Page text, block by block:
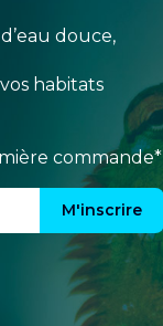
douce,
habitats
commande*
M'inscrire